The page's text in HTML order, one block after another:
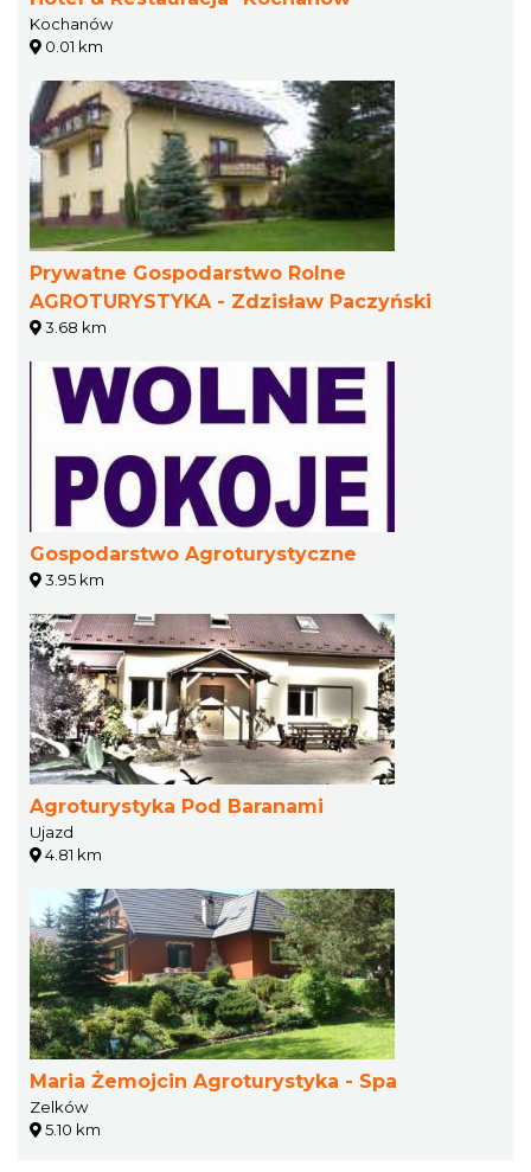
Kochanów
0.01 km
Prywatne Gospodarstwo Rolne
AGROTURYSTYKA - Zdzisław Paczyński
3.68 km
Gospodarstwo Agroturystyczne
3.95 km
Agroturystyka Pod Baranami
Ujazd
4.81 km
Maria Żemojcin Agroturystyka - Spa
Zelków
5.10 km